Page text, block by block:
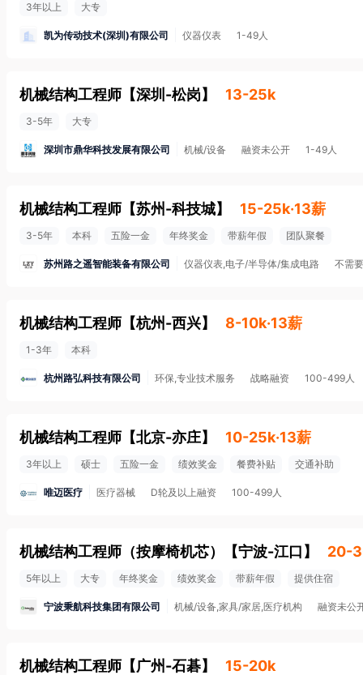
3年以上 大专
凯为传动技术(深圳)有限公司 仪器仪表 1-49人
机械结构工程师 【深圳-松岗】 13-25k
3-5年 大专
深圳市鼎华科技发展有限公司 机械/设备 融资未公开 1-49人
机械结构工程师 【苏州-科技城】 15-25k·13薪
3-5年 本科 五险一金 年终奖金 带薪年假 团队聚餐
苏州路之遥智能装备有限公司 仪器仪表,电子/半导体/集成电路 不需
机械结构工程师 【杭州-西兴】 8-10k·13薪
1-3年 本科
杭州路弘科技有限公司 环保,专业技术服务 战略融资 100-499人
机械结构工程师 【北京-亦庄】 10-25k·13薪
3年以上 硕士 五险一金 绩效奖金 餐费补贴 交通补助
唯迈医疗 医疗器械 D轮及以上融资 100-499人
机械结构工程师（按摩椅机芯） 【宁波-江口 】 20-
5年以上 大专 年终奖金 绩效奖金 带薪年假 提供住宿
宁波秉航科技集团有限公司 机械/设备,家具/家居,医疗机构 融资未公
机械结构工程师 【广州-石碁】 15-20k